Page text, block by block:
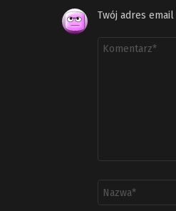
Twój adres
Komentarz